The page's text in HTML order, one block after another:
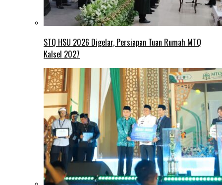
STQ HSU 2026 Digelar, Persiapan Tuan Rumah MTQ
Kalsel 2027